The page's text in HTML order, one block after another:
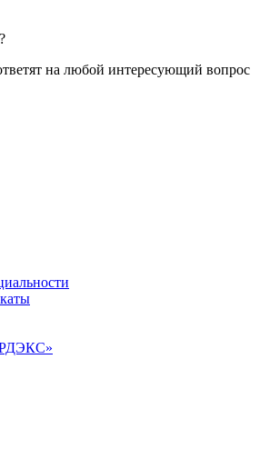
на любой интересующий вопрос